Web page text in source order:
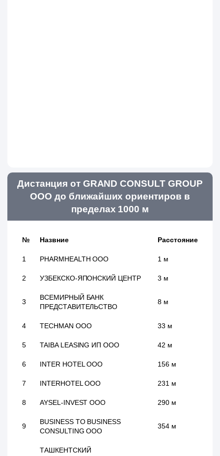
Дистанция от GRAND CONSULT GROUP
ООО до ближайших ориентиров в
пределах 1000 м
№ Назвние Расстояние
1 PHARMHEALTH ООО 1 м
2 УЗБЕКСКО-ЯПОНСКИЙ ЦЕНТР 3 м
3
ВСЕМИРНЫЙ БАНК
ПРЕДСТАВИТЕЛЬСТВО
8 м
4 TECHMAN ООО 33 м
5 TAIBA LEASING ИП ООО 42 м
6 INTER HOTEL ООО 156 м
7 INTERHOTEL ООО 231 м
8 AYSEL-INVEST ООО 290 м
9
BUSINESS TO BUSINESS
CONSULTING ООО
354 м
ТАШКЕНТСКИЙ